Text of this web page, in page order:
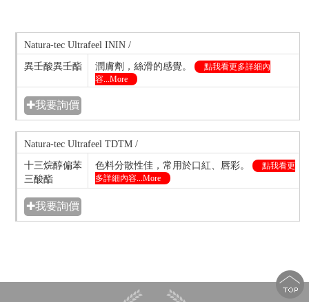
Natura-tec Ultrafeel ININ /
異壬酸異壬酯 潤膚劑，絲滑的感覺。
點我看更多詳細內
容...More
✚我要詢價
Natura-tec Ultrafeel TDTM /
十三烷醇偏苯
三酸酯
色料分散性佳，常用於口紅、唇彩。
點我看更
多詳細內容...More
✚我要詢價